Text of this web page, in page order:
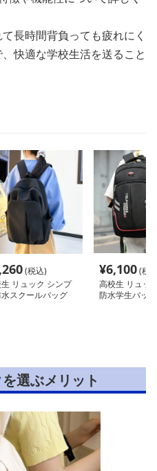
長時間背負っても疲れにく
快適な学校生活を送ること
(税込)
リュック シンプ
スクールバッグ
¥6,100(税
高校生 リュッ
防水学生バッ
選ぶメリット